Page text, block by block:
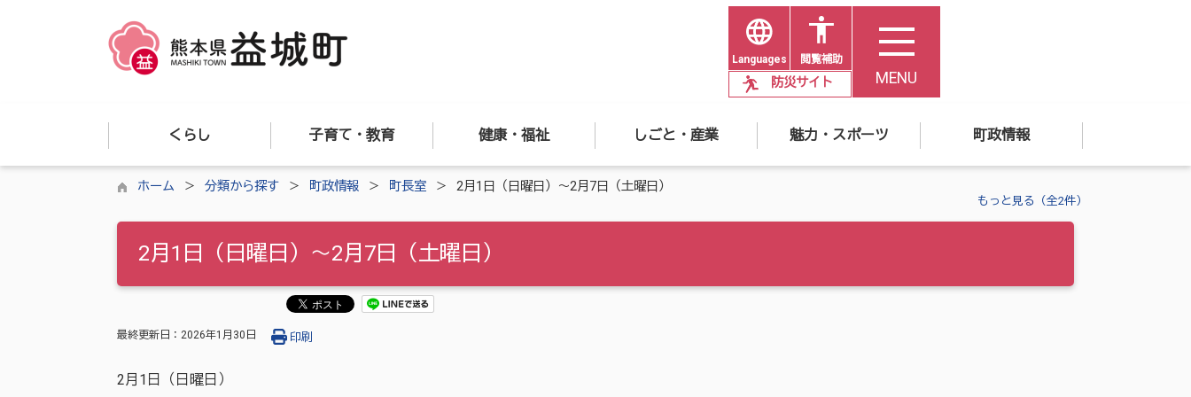
Languages 閲覧補助
防災サイト MENU
くらし 子育て・教育 健康・福祉 しごと・産業 魅力・スポーツ 町政情報
ホーム 分類から探す 町政情報 町長室 2月1日（日曜日）～2月7日（土曜日）
もっと見る（全2件）
2月1日（日曜日）～2月7日（土曜日）
最終更新日： 2026年1月30日 印刷
2月1日（日曜日）